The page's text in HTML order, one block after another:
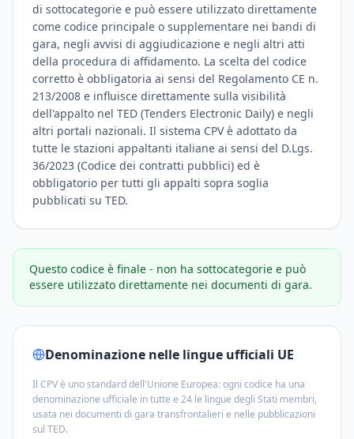
di sottocategorie e può essere utilizzato direttamente
come codice principale o supplementare nei bandi di
gara, negli avvisi di aggiudicazione e negli altri atti
della procedura di affidamento. La scelta del codice
corretto è obbligatoria ai sensi del Regolamento CE n.
213/2008 e influisce direttamente sulla visibilità
dell'appalto nel TED (Tenders Electronic Daily) e negli
altri portali nazionali. Il sistema CPV è adottato da
tutte le stazioni appaltanti italiane ai sensi del D.Lgs.
36/2023 (Codice dei contratti pubblici) ed è
obbligatorio per tutti gli appalti sopra soglia
pubblicati su TED.
Questo codice è finale - non ha sottocategorie e può
essere utilizzato direttamente nei documenti di gara.
Denominazione nelle lingue ufficiali UE
Il CPV è uno standard dell'Unione Europea: ogni codice ha una
denominazione ufficiale in tutte e 24 le lingue degli Stati membri,
usata nei documenti di gara transfrontalieri e nelle pubblicazioni
sul TED.